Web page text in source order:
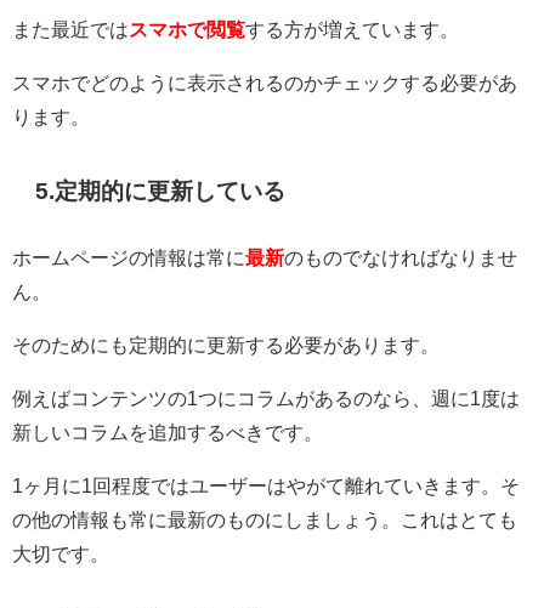
また最近ではスマホで閲覧する方が増えています。
スマホでどのように表示されるのかチェックする必要があ
ります。
5.定期的に更新している
ホームページの情報は常に最新のものでなければなりませ
ん。
そのためにも定期的に更新する必要があります。
例えばコンテンツの1つにコラムがあるのなら、週に1度は
新しいコラムを追加するべきです。
1ヶ月に1回程度ではユーザーはやがて離れていきます。そ
の他の情報も常に最新のものにしましょう。これはとても
大切です。